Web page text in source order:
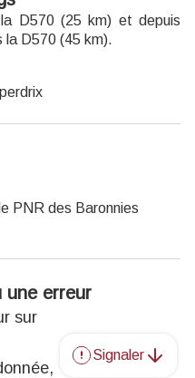
D570 (25 km) et depuis
la D570 (45 km).
PNR des Baronnies
une erreur
sur
Signaler